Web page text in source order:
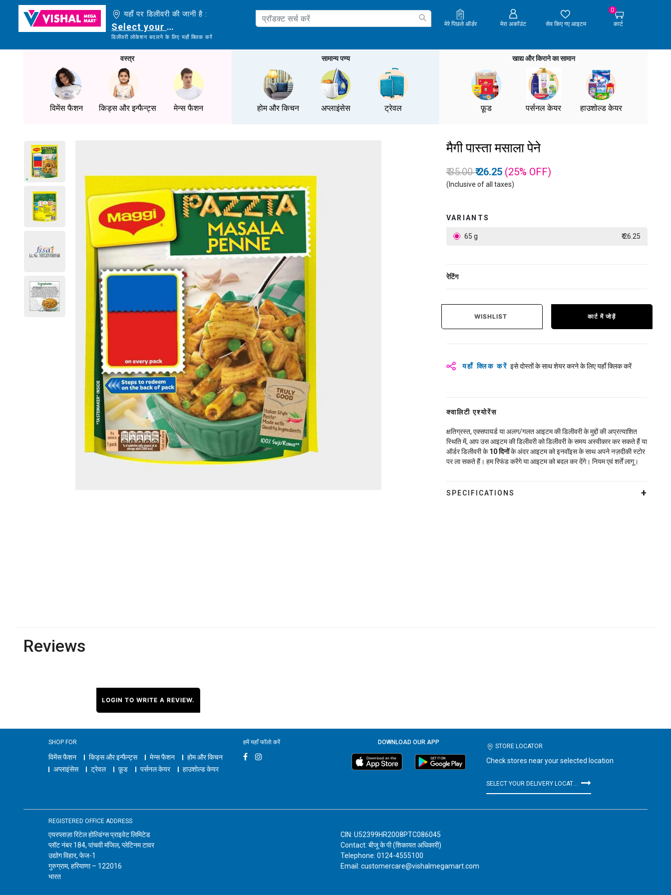
यहाँ पर डिलीवरी की जानी है :
Select your delivery location
डिलीवरी लोकेशन बदलने के लिए यहाँ क्लिक करें
मेरे पिछले ऑर्डर मेरा अकॉउंट सेव किए गए आइटम
0
कार्ट
वस्त्र
विमेंस फैशन किड्स और इन्फैन्ट्स मेन्स फैशन
सामान्य पण्य
होम और किचन अप्लाइंसेस ट्रेवल
खाद्य और किराने का सामान
फ़ूड पर्सनल केयर हाउशोल्ड केयर
मैगी पास्ता मसाला पेने
Price reduced from
₹ 35.00to
₹ 26.25 (25% OFF)
(Inclusive of all taxes)
VARIANTS
65 g ₹ 26.25
रेटिंग
WISHLIST कार्ट में जोड़ें
यहाँ क्लिक करें इसे दोस्तों के साथ शेयर करने के लिए यहाँ क्लिक करें
क्वालिटी एश्योरेंस
क्षतिग्रस्त, एक्सपायर्ड या अलग/गलत आइटम की डिलीवरी के मुद्दों की अप्रत्याशित
स्थिति में, आप उस आइटम की डिलीवरी को डिलीवरी के समय अस्वीकार कर सकते हैं या
ऑर्डर डिलीवरी के 10दिनोंके अंदर आइटम को इनवॉइस के साथ अपने नज़दीकी स्टोर
पर ला सकते हैं। हम रिफंड करेंगे या आइटम को बदल कर देंगे। नियम एवं शर्तें लागू।
SPECIFICATIONS
Reviews
LOGIN TO WRITE A REVIEW.
SHOP FOR
विमेंस फैशन किड्स और इन्फैन्ट्स मेन्स फैशन
होम और किचन
अप्लाइंसेस
ट्रेवल फ़ूड पर्सनल केयर हाउशोल्ड केयर
हमें यहाँ फॉलो करें DOWNLOAD OUR APP
STORE LOCATOR
Check stores near your selected location
REGISTERED OFFICE ADDRESS
एयरप्लाज़ा रिटेल होल्डिंग्स प्राइवेट लिमिटेड
प्लॉट नंबर 184, पांचवी मंजिल, प्लेटिनम टावर
उद्योग विहार, फेज-1
गुरुग्राम, हरियाणा – 122016
भारत
CIN: U52399HR2008PTC086045
Contact: बीजू के पी (शिकायत अधिकारी)
Telephone: 0124-4555100
Email: customercare@vishalmegamart.com